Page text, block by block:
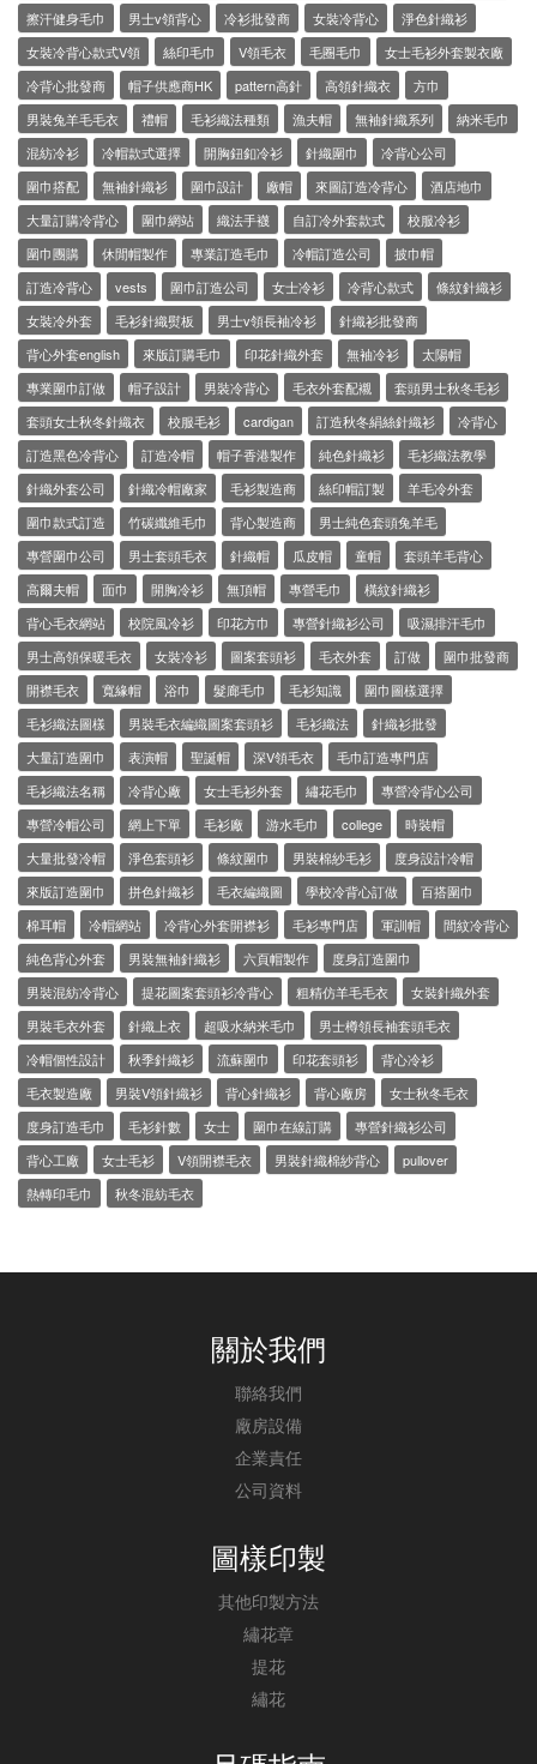
擦汗健身毛巾
男士v領背心 冷衫批發商 女裝冷背心
淨色針織衫
女裝冷背心款式V領
絲印毛巾 V領毛衣 毛圈毛巾
女士毛衫外套製衣廠
冷背心批發商
帽子供應商HK pattern高針 高領針織衣
方巾
男裝兔羊毛毛衣
禮帽 毛衫織法種類 漁夫帽 無袖針織系列
納米毛巾
混紡冷衫
冷帽款式選擇 開胸鈕釦冷衫 針織圍巾
冷背心公司
圍巾搭配
無袖針織衫 圍巾設計 廠帽 來圖訂造冷背心
酒店地巾
大量訂購冷背心
圍巾網站 織法手襪 自訂冷外套款式
校服冷衫
圍巾團購
休閒帽製作 專業訂造毛巾 冷帽訂造公司
披巾帽
訂造冷背心
vests 圍巾訂造公司 女士冷衫 冷背心款式
條紋針織衫
女裝冷外套
毛衫針織熨板 男士v領長袖冷衫
針織衫批發商
背心外套english
來版訂購毛巾 印花針織外套 無袖冷衫
太陽帽
專業圍巾訂做
帽子設計 男裝冷背心 毛衣外套配襯
套頭男士秋冬毛衫
套頭女士秋冬針織衣
校服毛衫 cardigan 訂造秋冬絹絲針織衫
冷背心
訂造黑色冷背心
訂造冷帽 帽子香港製作 純色針織衫
毛衫織法教學
針織外套公司
針織冷帽廠家 毛衫製造商 絲印帽訂製
羊毛冷外套
圍巾款式訂造
竹碳纖維毛巾 背心製造商
男士純色套頭兔羊毛
專營圍巾公司
男士套頭毛衣 針織帽 瓜皮帽 童帽
套頭羊毛背心
高爾夫帽
面巾 開胸冷衫 無頂帽 專營毛巾
橫紋針織衫
背心毛衣網站
校院風冷衫 印花方巾 專營針織衫公司
吸濕排汗毛巾
男士高領保暖毛衣
女裝冷衫 圖案套頭衫 毛衣外套 訂做
圍巾批發商
開襟毛衣
寬緣帽 浴巾 髮廊毛巾 毛衫知識
圍巾圖樣選擇
毛衫織法圖樣
男裝毛衣編織圖案套頭衫 毛衫織法
針織衫批發
大量訂造圍巾
表演帽 聖誕帽 深V領毛衣
毛巾訂造專門店
毛衫織法名稱
冷背心廠 女士毛衫外套 繡花毛巾
專營冷背心公司
專營冷帽公司
網上下單 毛衫廠 游水毛巾 college
時裝帽
大量批發冷帽
淨色套頭衫 條紋圍巾 男裝棉紗毛衫
度身設計冷帽
來版訂造圍巾
拼色針織衫 毛衣編織圖 學校冷背心訂做
百搭圍巾
棉耳帽
冷帽網站 冷背心外套開襟衫 毛衫專門店 軍訓帽
間紋冷背心
純色背心外套
男裝無袖針織衫 六頁帽製作
度身訂造圍巾
男裝混紡冷背心
提花圖案套頭衫冷背心 粗精仿羊毛毛衣
女裝針織外套
男裝毛衣外套
針織上衣 超吸水納米毛巾
男士樽領長袖套頭毛衣
冷帽個性設計
秋季針織衫 流蘇圍巾 印花套頭衫
背心冷衫
毛衣製造廠
男裝V領針織衫 背心針織衫 背心廠房
女士秋冬毛衣
度身訂造毛巾
毛衫針數 女士 圍巾在線訂購
專營針織衫公司
背心工廠
女士毛衫 V領開襟毛衣 男裝針織棉紗背心
pullover
熱轉印毛巾
秋冬混紡毛衣
關於我們
聯絡我們
廠房設備
企業責任
公司資料
圖樣印製
其他印製方法
繡花章
提花
繡花